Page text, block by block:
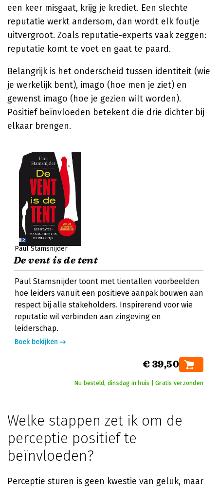
een keer misgaat, krijg je krediet. Een slechte
reputatie werkt andersom, dan wordt elk foutje
uitvergroot. Zoals reputatie-experts vaak zeggen:
reputatie komt te voet en gaat te paard.
Belangrijk is het onderscheid tussen identiteit (wie
je werkelijk bent), imago (hoe men je ziet) en
gewenst imago (hoe je gezien wilt worden).
Positief beïnvloeden betekent die drie dichter bij
elkaar brengen.
Paul Stamsnijder
De vent is de tent
Paul Stamsnijder toont met tientallen voorbeelden
hoe leiders vanuit een positieve aanpak bouwen aan
respect bij alle stakeholders. Inspirerend voor wie
reputatie wil verbinden aan zingeving en
leiderschap.
Boek bekijken
€ 39,50
Nu besteld, dinsdag in huis | Gratis verzonden
Welke stappen zet ik om de
perceptie positief te
beïnvloeden?
Perceptie sturen is geen kwestie van geluk, maar